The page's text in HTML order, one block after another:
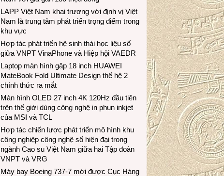
LAPP Việt Nam khai trương với định vị Việt
Nam là trung tâm phát triển trọng điểm trong
khu vực
Hợp tác phát triển hệ sinh thái học liệu số
giữa VNPT VinaPhone và Hiệp hội VAEDR
Laptop màn hình gập 18 inch HUAWEI
MateBook Fold Ultimate Design thế hệ 2
chính thức ra mắt
Màn hình OLED 27 inch 4K 120Hz đầu tiên
trên thế giới dùng công nghệ in phun inkjet
của MSI và TCL
Hợp tác chiến lược phát triển mô hình khu
công nghiệp công nghệ số hiện đại trong
ngành Cao su Việt Nam giữa hai Tập đoàn
VNPT và VRG
Máy bay Boeing 737-7 mới được Cục Hàng